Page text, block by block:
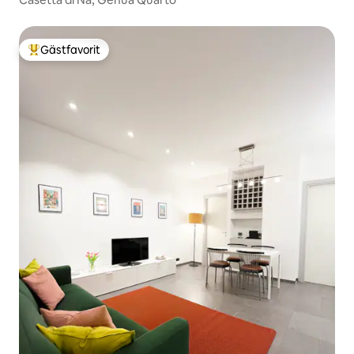
Populär gästfavorit
Gästfavorit